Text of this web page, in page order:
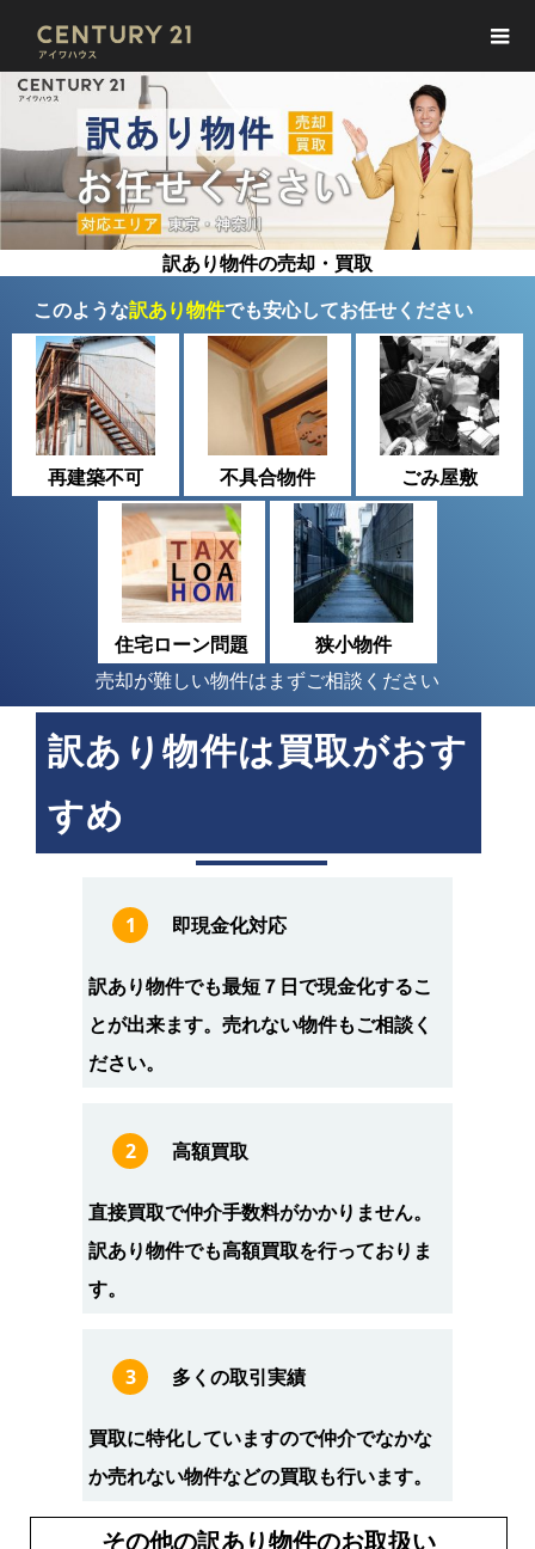
訳あり物件の売却・買取
このような訳あり物件でも安心してお任せください
再建築不可 不具合物件 ごみ屋敷
住宅ローン問題
狭小物件
売却が難しい物件はまずご相談ください
訳あり物件は買取がおす
すめ
1 即現金化対応
訳あり物件でも最短７日で現金化するこ
とが出来ます。売れない物件もご相談く
ださい。
2 高額買取
直接買取で仲介手数料がかかりません。
訳あり物件でも高額買取を行っておりま
す。
3 多くの取引実績
買取に特化していますので仲介でなかな
か売れない物件などの買取も行います。
その他の訳あり物件のお取扱い